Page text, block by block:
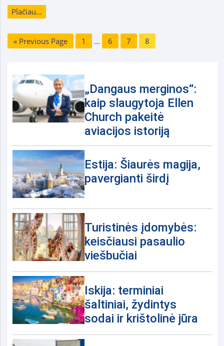
Plačiau…
« Previous Page 1 … 6 7 8
„Dangaus merginos“:
kaip slaugytoja Ellen
Church pakeitė
aviacijos istoriją
Estija: Šiaurės magija,
pavergianti širdį
Turistinės įdomybės:
keisčiausi pasaulio
viešbučiai
Iskija: terminiai
šaltiniai, žydintys
sodai ir krištolinė jūra